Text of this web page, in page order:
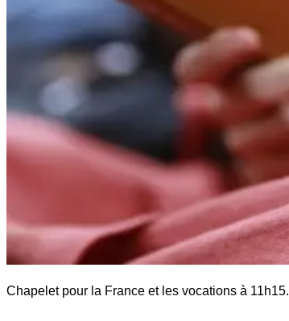
Chapelet pour la France et les vocations à 11h15.